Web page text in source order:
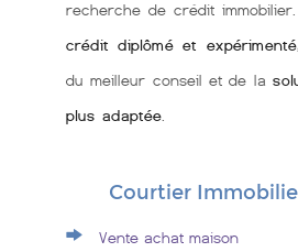
recherche de crédit immobilier.
crédit diplômé et expérimenté
du meilleur conseil et de la
plus adaptée
Courtier
Vente achat maison